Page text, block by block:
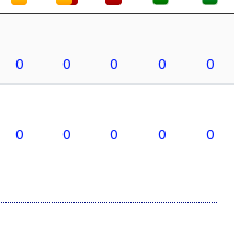
0 0 0 0
0
0 0 0 0 0